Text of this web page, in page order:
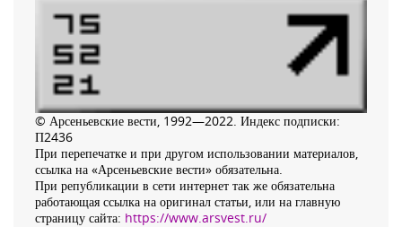
© Арсеньевские вести, 1992—2022. Индекс подписки:
П2436
При перепечатке и при другом использовании материалов,
ссылка на «Арсеньевские вести» обязательна.
При републикации в сети интернет так же обязательна
работающая ссылка на оригинал статьи, или на главную
страницу сайта: https://www.arsvest.ru/